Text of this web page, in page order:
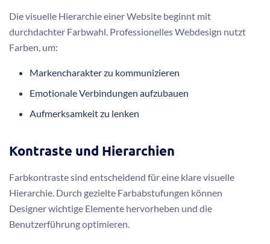
Die visuelle Hierarchie einer Website beginnt mit
durchdachter Farbwahl. Professionelles Webdesign nutzt
Farben, um:
Markencharakter zu kommunizieren
Emotionale Verbindungen aufzubauen
Aufmerksamkeit zu lenken
Kontraste und Hierarchien
Farbkontraste sind entscheidend für eine klare visuelle
Hierarchie. Durch gezielte Farbabstufungen können
Designer wichtige Elemente hervorheben und die
Benutzerführung optimieren.